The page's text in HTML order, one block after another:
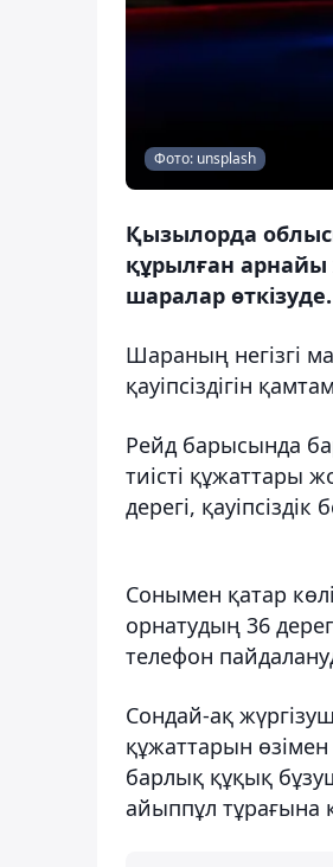
Фото: unsplash
Қызылорда
құрылған арнайы
шаралар өткізуде.
Шараның негізгі
қауіпсіздігін
Рейд барысында
тиісті құжаттары
дерегі,
Сонымен қатар
орнатудың 36
телефон
Сондай-ақ
құжаттарын
барлық құқық
айыппұл тұрағына